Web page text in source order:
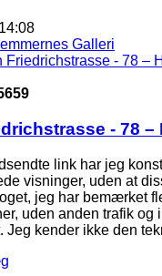
Galleri
Friedrichstrasse - 78 –
- 78 –
link har jeg
visninger, uden at
jeg har bemærket
uden anden trafik og
kender ikke den